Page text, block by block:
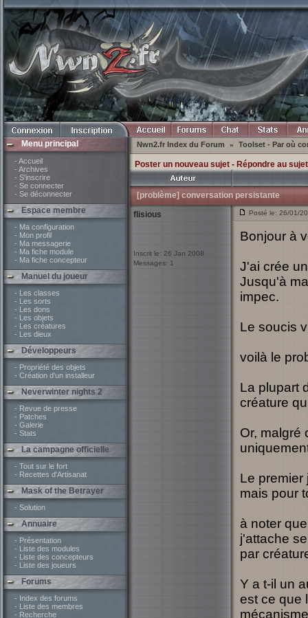
Menu principal
- Accueil
- Archives
- S'inscrire
- Se connecter
- Se déconnecter
Espace membre
- Ma configuration
- Mon profil
- Ma messagerie
- Ma fiche module
- Ma fiche concepteur
Manuel du joueur
- Les classes
- Les sorts
- Les dons
- Les objets
- Les créatures
- Les dieux
Développeurs
- Propriété des objets
- Création d'un installeur
Neverwinter nights 2
- Revue de presse
- Patches
- Galerie
- Stats
La campagne officielle
- Tout sur le fort
- Recettes d'Artisanat
Mask of the Betrayer
- Solution
Annuaire
- Présentation
- Liste des modules
- Liste des concepteurs
- Liste des joueurs
Forums
- Index des forums
- Liste des membres
- Recherche
Nwn2.fr Index du Forum » Toolset - Par où
Poster un nouveau sujet- Répondre au sujet
[problème] conversation persistante
flisious
Inscrit le: 26 Jan 2008
Messages: 1
Posté le: 26/01/
Bonjour à
J'ai crée
Jusqu'à
impec.
Le soucis
voilà le
La plupart
créature
Or, malgré
Le premier
mais pour
à noter
j'attache
par
Y a t-il un
est ce que